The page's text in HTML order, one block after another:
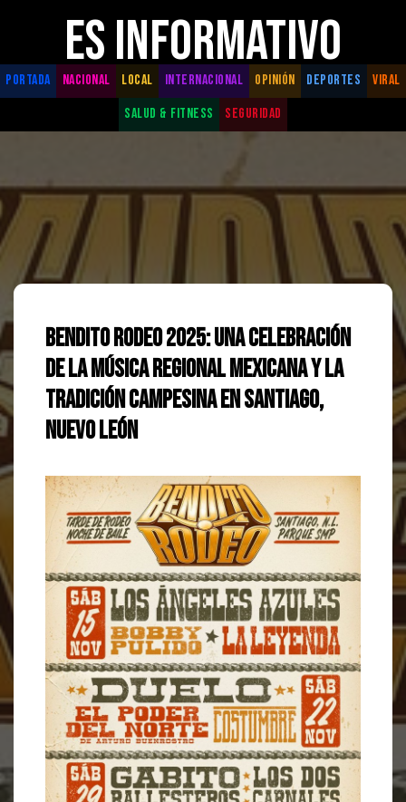
ES INFORMATIVO
PORTADA NACIONAL LOCAL INTERNACIONAL OPINIÓN DEPORTES
VIRAL
SALUD & FITNESS
SEGURIDAD
Bendito Rodeo 2025: Una Celebración
de la Música Regional Mexicana y la
Tradición Campesina en Santiago,
Nuevo León